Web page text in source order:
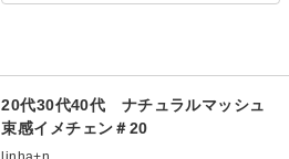
20代30代40代 ナチュラルマッシュ
束感イメチェン＃20